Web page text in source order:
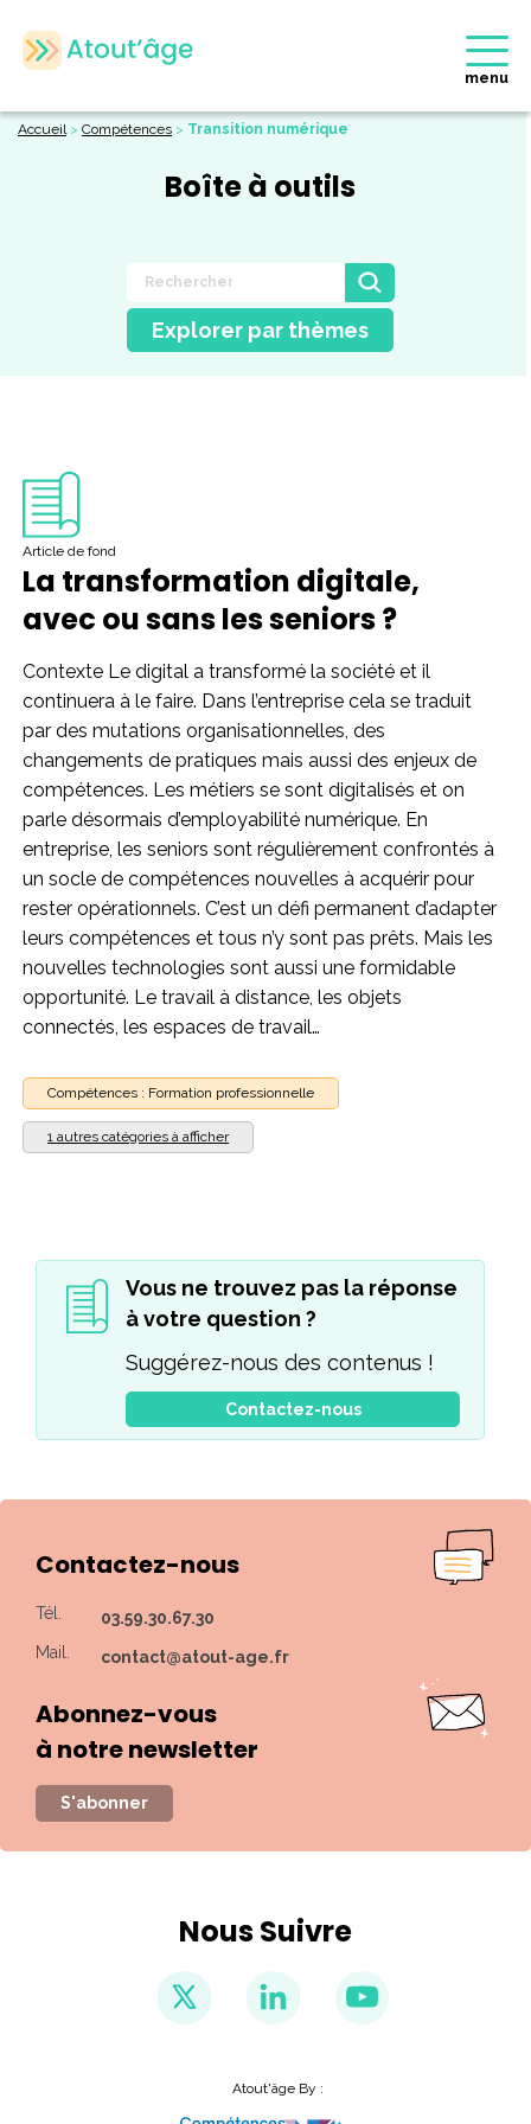
menu
Accueil> Compétences > Transition numérique
Boîte à outils
Explorer par thèmes
Article de fond
La transformation digitale,
avec ou sans les seniors ?
Contexte Le digital a transformé la société et il
continuera à le faire. Dans l’entreprise cela se traduit
par des mutations organisationnelles, des
changements de pratiques mais aussi des enjeux de
compétences. Les métiers se sont digitalisés et on
parle désormais d’employabilité numérique. En
entreprise, les seniors sont régulièrement confrontés à
un socle de compétences nouvelles à acquérir pour
rester opérationnels. C’est un défi permanent d’adapter
leurs compétences et tous n’y sont pas prêts. Mais les
nouvelles technologies sont aussi une formidable
opportunité. Le travail à distance, les objets
connectés, les espaces de travail…
Compétences : Formation professionnelle
1 autres catégories à afficher
Vous ne trouvez pas la réponse
à votre question ?
Suggérez-nous des contenus !
Contactez-nous
Contactez-nous
Tél.
03.59.30.67.30
Mail.
contact@atout-age.fr
Abonnez-vous
à notre newsletter
S'abonner
Nous Suivre
Atout'âge By :